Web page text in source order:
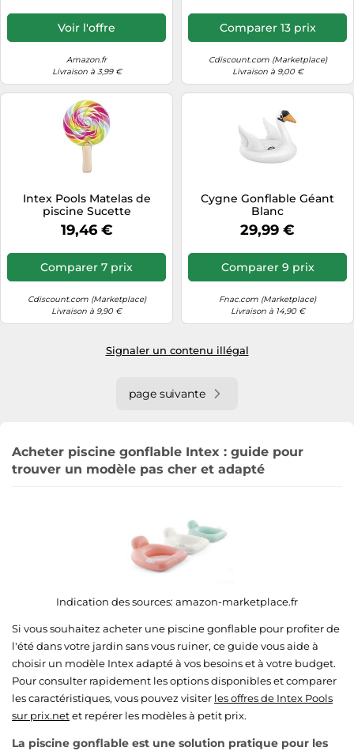
Voir l'offre
Amazon.fr
Livraison à 3,99 €
Comparer 13 prix
Cdiscount.com (Marketplace)
Livraison à 9,00 €
Intex Pools Matelas de
piscine Sucette
19,46 €
Comparer 7 prix
Cdiscount.com (Marketplace)
Livraison à 9,90 €
Cygne Gonflable Géant
Blanc
29,99 €
Comparer 9 prix
Fnac.com (Marketplace)
Livraison à 14,90 €
Signaler un contenu illégal
page suivante
Acheter piscine gonflable Intex : guide pour
trouver un modèle pas cher et adapté
Indication des sources: amazon-marketplace.fr
Si vous souhaitez acheter une piscine gonflable pour profiter de
l'été dans votre jardin sans vous ruiner, ce guide vous aide à
choisir un modèle Intex adapté à vos besoins et à votre budget.
Pour consulter rapidement les options disponibles et comparer
les caractéristiques, vous pouvez visiter les offres de Intex Pools
sur prix.netet repérer les modèles à petit prix.
La piscine gonflable est une solution pratique pour les